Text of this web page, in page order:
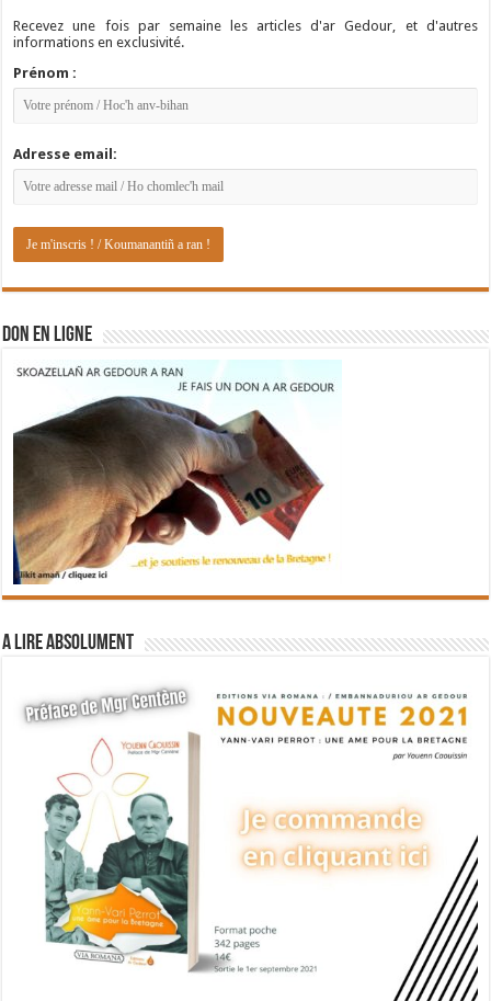
Recevez une fois par semaine les articles d'ar Gedour, et d'autres
informations en exclusivité.
Prénom :
Adresse email:
DON EN LIGNE
A lire absolument